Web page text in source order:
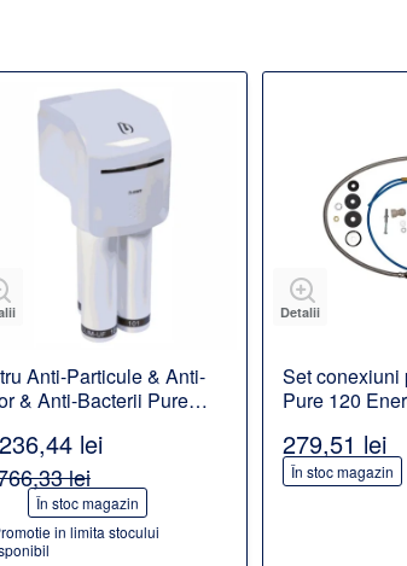
Anti-Particule & Anti-
& Anti-Bacterii Pure
În stoc magazin
in limita stocului
lei
lei
Detalii
Set conexiuni
Pure 120
În stoc magazin
279,51 lei